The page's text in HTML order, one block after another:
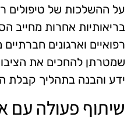
על ההשלכות של טיפולים
בריאותיות אחרות מחייב
רפואיים וארגונים
שמטרתן להחכים את
ידע והבנה בתהליך קבלת
שיתוף פעולה עם